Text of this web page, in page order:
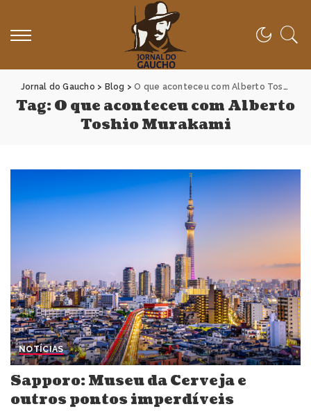
Jornal do Gaucho > Blog >O que aconteceu com Alberto Toshio Murakami
Tag:O que aconteceu com Alberto
Toshio Murakami
NOTÍCIAS
Sapporo: Museu da Cerveja e
outros pontos imperdíveis